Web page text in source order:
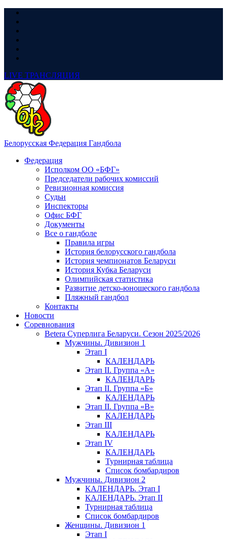
LIVE ТРАНСЛЯЦИЯ
Белорусская Федерация Гандбола
Федерация
Исполком ОО «БФГ»
Председатели рабочих комиссий
Ревизионная комиссия
Судьи
Инспекторы
Офис БФГ
Документы
Все о гандболе
Правила игры
История белорусского гандбола
История чемпионатов Беларуси
История Кубка Беларуси
Олимпийская статистика
Развитие детско-юношеского гандбола
Пляжный гандбол
Контакты
Новости
Соревнования
Betera Суперлига Беларуси. Сезон 2025/2026
Мужчины. Дивизион 1
Этап I
КАЛЕНДАРЬ
Этап II. Группа «А»
КАЛЕНДАРЬ
Этап II. Группа «Б»
КАЛЕНДАРЬ
Этап II. Группа «В»
КАЛЕНДАРЬ
Этап III
КАЛЕНДАРЬ
Этап IV
КАЛЕНДАРЬ
Турнирная таблица
Список бомбардиров
Мужчины. Дивизион 2
КАЛЕНДАРЬ. Этап I
КАЛЕНДАРЬ. Этап II
Турнирная таблица
Список бомбардиров
Женщины. Дивизион 1
Этап I